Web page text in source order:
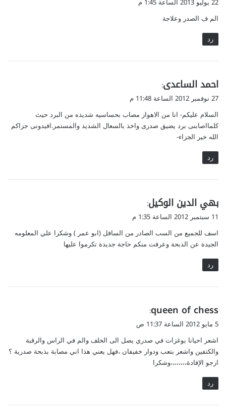
ل
الم ف الصدر وعلاجة
رد
ي
ق
ل
احمد الساعدی:
27 نوفمبر 2012 الساعة 11:48 م
السلام علیکم- انا من الاهواز مصاب بحساسیه شدیده من البرد حیث
کلمااصابنی برد یضیق صدری واخذ بالسعال الشدید والمستمر.افیدونی جزاکم
الله خیر الجزاء-
رد
ي
ق
ل
بهي الدين الوكيل:
11 سبتمبر 2012 الساعة 1:35 م
اسف للجميع من السب الصادر من السافل (ابو عمر ) وشكرا علي المعلومه
الجيدة عن الذبحة وعرفت منكم حاجة جديدة تكرموا عليها
رد
ي
ق
ل
queen of chess
:
5 مايو 2012 الساعة 11:37 ص
اشعر احيانا بوغزات في صدري يصل الى الخلف والم في الراس والرقبة
والكتفين واشعر بتعب ودوار خفيفان ،فهل يعني هذا اني مصابة بذبحة صدرية ؟
ارجو الإفادة،،،،،،،،وشكرا
رد